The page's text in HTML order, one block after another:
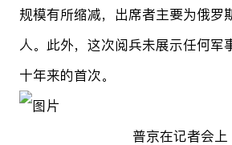
规模有所缩减，出席者主要为俄罗
人。此外，这次阅兵未展示任何军
十年来的首次。
普京在记者会上